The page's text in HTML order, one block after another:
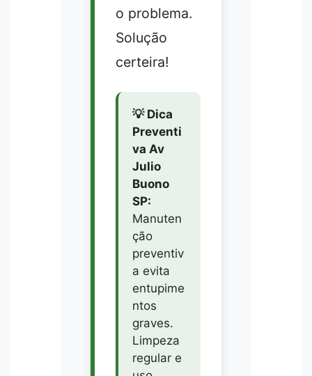
o problema.
Solução
certeira!
💡 Dica
Preventi
va Av
Julio
Buono
SP:
Manuten
ção
preventiv
a evita
entupime
ntos
graves.
Limpeza
regular e